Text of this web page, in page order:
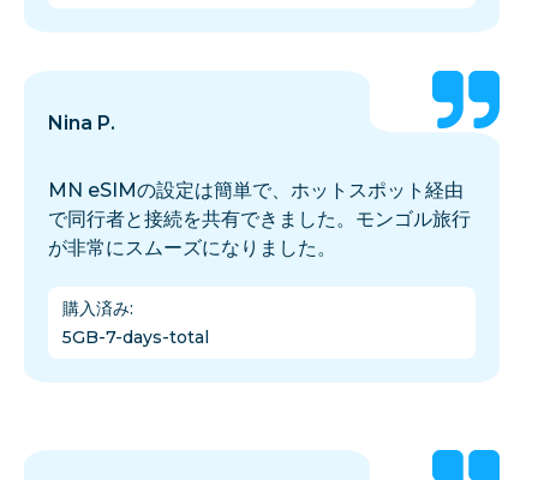
Nina P.
MN eSIMの設定は簡単で、ホットスポット経由
で同行者と接続を共有できました。モンゴル旅行
が非常にスムーズになりました。
購入済み:
5GB-7-days-total